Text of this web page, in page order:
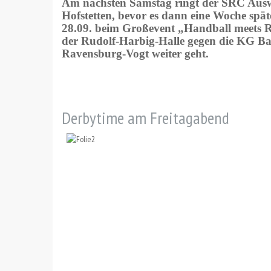
Am nächsten Samstag ringt der SRC
Hofstetten, bevor es dann eine Woche
28.09. beim Großevent „Handball meets
der Rudolf-Harbig-Halle gegen die KG
Ravensburg-Vogt weiter geht.
Derbytime am Freitagabend